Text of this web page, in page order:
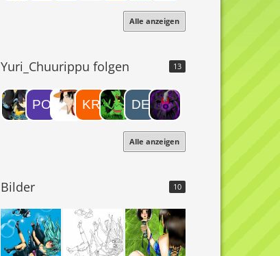
Alle anzeigen
Yuri_Chuurippu folgen 13
Alle anzeigen
Bilder 10